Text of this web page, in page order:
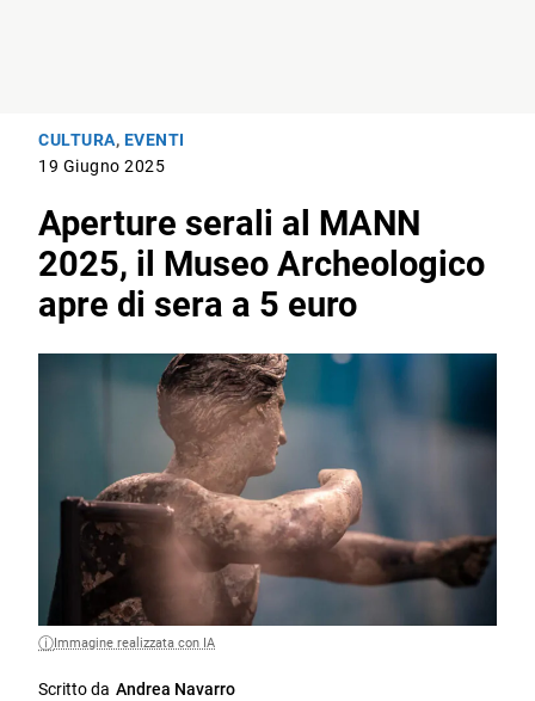
CULTURA, EVENTI
19 Giugno 2025
Aperture serali al MANN
2025, il Museo Archeologico
apre di sera a 5 euro
Immagine realizzata con IA
Scritto da Andrea Navarro